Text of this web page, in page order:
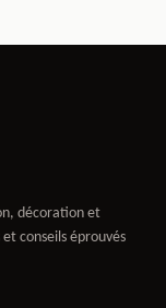
décoration et
conseils éprouvés